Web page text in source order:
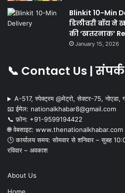
Blinkit 10-Min
डिलीवरी बॉय ने
की ‘खतरनाक’
January 15, 2026
📞 Contact Us |
A-517, स्पेक्ट्रम @मेट्रो, सेक्टर-75, नोएडा,
📧 ईमेल: nationalkhabar8@gmail.com
📞 फ़ोन: ‪+91-9599194422‬
🌐 वेबसाइट: www.thenationalkhabar.com
🕒 कार्यालय समय: सोमवार से शनिवार – सुबह
रविवार – अवकाश
About Us